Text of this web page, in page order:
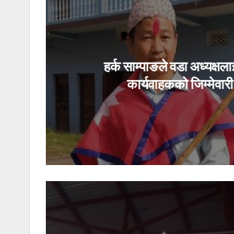
हर्क साम्पाङले वडा
कार्यवाहकको जिम्मेवारी